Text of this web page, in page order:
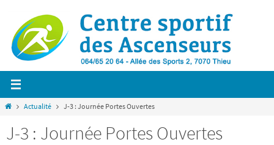
contenu
HomeActualité J-3 : Journée Portes Ouvertes
J-3 : Journée Portes Ouvertes